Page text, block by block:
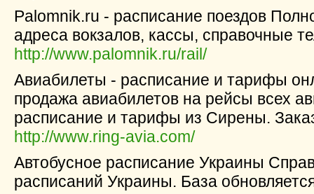
Palomnik.ru - расписание поездов
адреса вокзалов, кассы, справочные
http://www.palomnik.ru/rail/
Авиабилеты - расписание и тарифы
продажа авиабилетов на рейсы всех
расписание и тарифы из Сирены.
http://www.ring-avia.com/
Автобусное расписание Украины
расписаний Украины. База